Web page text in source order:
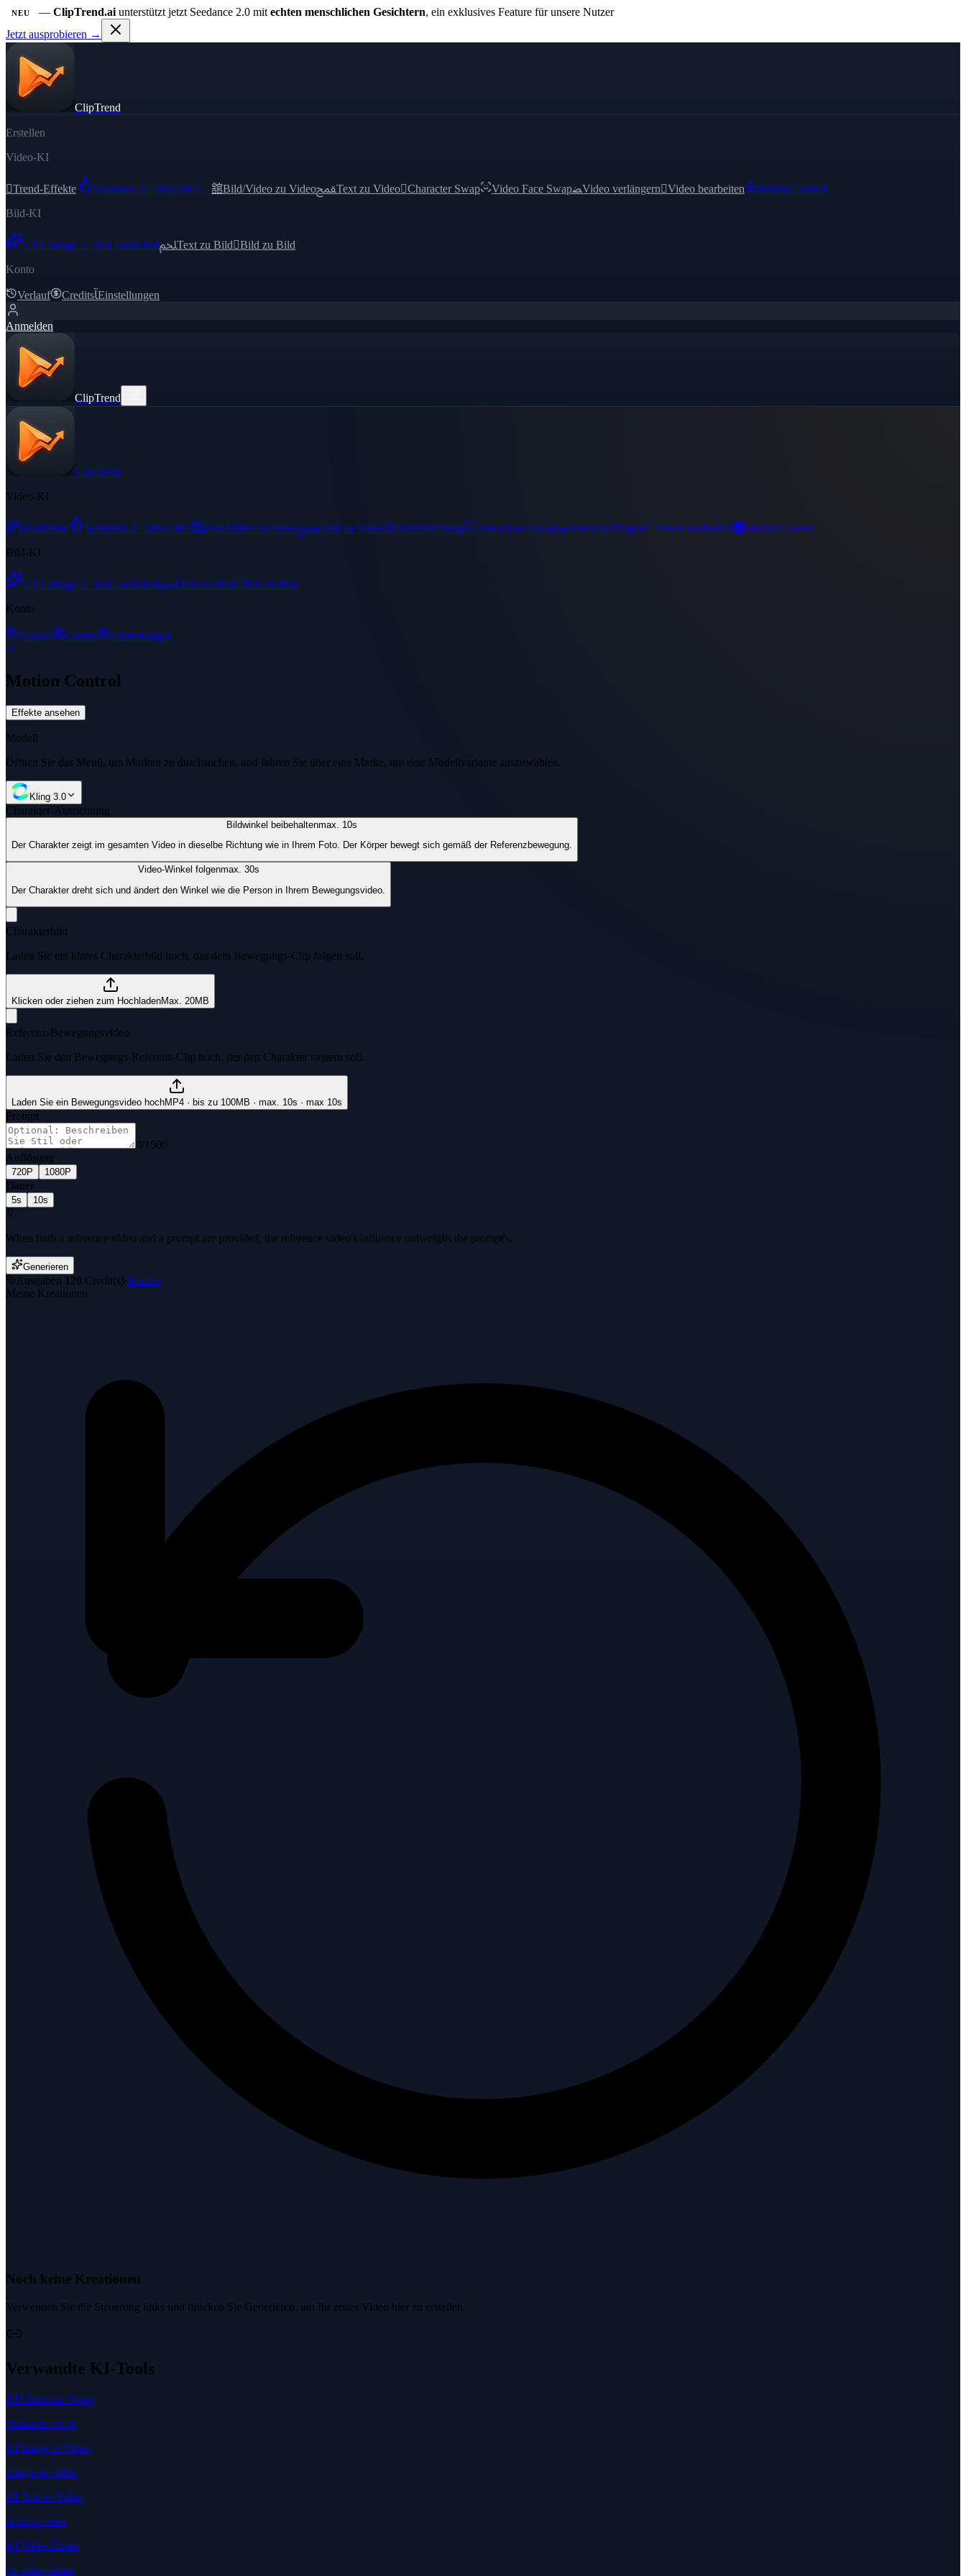
NEU — ClipTrend.aiunterstützt jetzt Seedance 2.0 mit echten menschlichen Gesichtern, ein exklusives Feature für unsere Nutzer
Jetzt ausprobieren →
ClipTrend
Erstellen
Video-KI
Trend-Effekte Seedance 2 · 50% OFF→舘Bild/Video zu VideoﵾText zu VideoCharacter Swap Video Face SwapﻀVideo verlängernVideo bearbeiten
Motion Control
Bild-KI
GPT Image 2 · Just LaunchedﶅText zu BildBild zu Bild
Konto
Verlauf CreditsﺂEinstellungen
Anmelden
ClipTrend
ClipTrend
Video-KI
KI-Effekte Seedance 2 · 50% OFF舘Bild/Video zu VideoﵾText zu VideoCharacter Swap Video Face SwapﻀVideo verlängernVideo bearbeiten ﯑Motion Control
Bild-KI
GPT Image 2 · Just LaunchedﶅText zu BildBild zu Bild
Konto
Verlauf Credits Einstellungen
Motion Control
Effekte ansehen
Modell
Öffnen Sie das Menü, um Marken zu durchsuchen, und fahren Sie über eine Marke, um eine Modellvariante auszuwählen.
Kling 3.0
Charakter-Ausrichtung
Bildwinkel beibehaltenmax. 10s
Der Charakter zeigt im gesamten Video in dieselbe Richtung wie in Ihrem Foto. Der Körper bewegt sich gemäß der Referenzbewegung.
Video-Winkel folgenmax. 30s
Der Charakter dreht sich und ändert den Winkel wie die Person in Ihrem Bewegungsvideo.
Charakterbild
Laden Sie ein klares Charakterbild hoch, das dem Bewegungs-Clip folgen soll.
Klicken oder ziehen zum HochladenMax. 20MB
Referenz-Bewegungsvideo
Laden Sie den Bewegungs-Referenz-Clip hoch, der den Charakter steuern soll.
Laden Sie ein Bewegungsvideo hochMP4 · bis zu 100MB · max. 10s · max 10s
Prompt
0/1500
Auflösung
720P 1080P
Dauer
5s 10s
When both a reference video and a prompt are provided, the reference video's influence outweighs the prompt's.
Generieren
Ausgaben 120 Credit(s)·Kaufen
Meine Kreationen
Noch keine Kreationen
Verwenden Sie die Steuerung links und drücken Sie Generieren, um Ihr erstes Video hier zu erstellen.
Verwandte KI-Tools
AI Character Swap
/character-swap
AI Image to Video
/image-to-video
AI Text to Video
/text-to-video
AI Video Editor
/ai-video-editor